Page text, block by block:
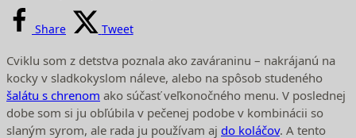
Share Tweet
Cviklu som z detstva poznala ako zaváraninu – nakrájanú na
kocky v sladkokyslom náleve, alebo na spôsob studeného
šalátu s chrenom ako súčasť veľkonočného menu. V poslednej
dobe som si ju obľúbila v pečenej podobe v kombinácii so
slaným syrom, ale rada ju používam aj do koláčov. A tento